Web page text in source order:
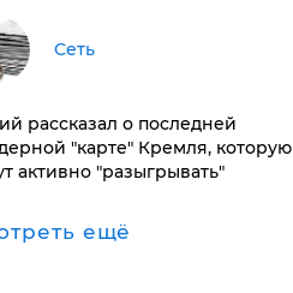
Сеть
рассказал о последней
"карте" Кремля, которую
активно "разыгрывать"
ещё